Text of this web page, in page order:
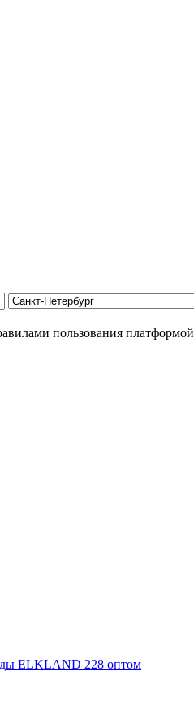
пользования платформой